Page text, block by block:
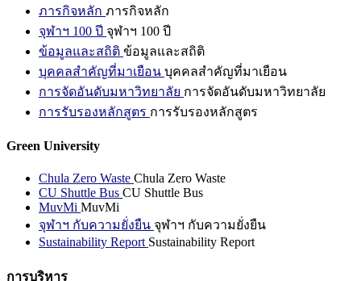
ภารกิจหลัก ภารกิจหลัก
จุฬาฯ 100 ปี จุฬาฯ 100 ปี
ข้อมูลและสถิติ ข้อมูลและสถิติ
บุคคลสำคัญที่มาเยือน บุคคลสำคัญที่มาเยือน
การจัดอันดับมหาวิทยาลัย การจัดอันดับมหาวิทยาลัย
การรับรองหลักสูตร การรับรองหลักสูตร
Green University
Chula Zero Waste Chula Zero Waste
CU Shuttle Bus CU Shuttle Bus
MuvMi MuvMi
จุฬาฯ กับความยั่งยืน จุฬาฯ กับความยั่งยืน
Sustainability Report Sustainability Report
การบริหาร